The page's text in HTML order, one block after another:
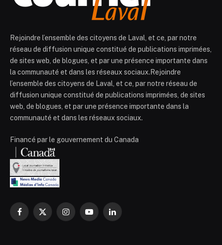
Rejoindre l’ensemble des citoyens de Laval, et ce, par notre
réseau de diffusion unique constitué de publications imprimées,
de sites web, de blogues, et par une présence importante dans
la communauté et dans les réseaux sociaux.Rejoindre
l’ensemble des citoyens de Laval, et ce, par notre réseau de
diffusion unique constitué de publications imprimées, de sites
web, de blogues, et par une présence importante dans la
communauté et dans les réseaux sociaux.
Financé par le gouvernement du Canada
Facebook
X
InstagramYouTubeLinkedIn